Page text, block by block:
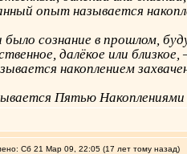
опыт называется
сознание в прошлом,
далёкое или
накоплением
Пятью Накоплениями
Сб 21 Мар 09, 22:05 (17 лет тому назад)